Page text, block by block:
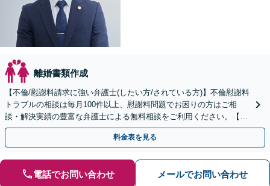
離婚書類作成
【不倫/慰謝料請求に強い弁護士(したい方/されている方)】不倫慰謝料
トラブルの相談は毎月100件以上、慰謝料問題でお困りの方はご相
談・解決実績の豊富な弁護士による無料相談をご利用ください。【不
倫相談は初回0円】【全国対応】
料金表を見る
電話でお問い合わせ メールでお問い合わせ